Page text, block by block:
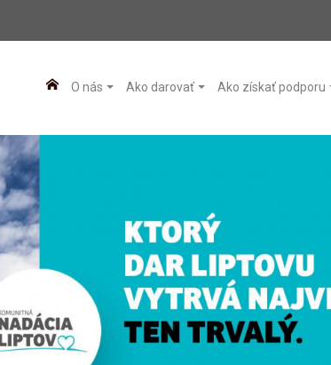
O nás Ako darovať Ako získať podporu